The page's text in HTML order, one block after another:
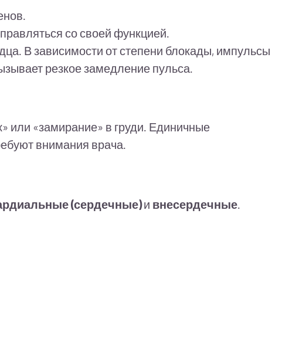
со своей функцией.
В зависимости от степени блокады, импульсы
резкое замедление пульса.
или «замирание» в груди. Единичные
внимания врача.
(сердечные)и внесердечные